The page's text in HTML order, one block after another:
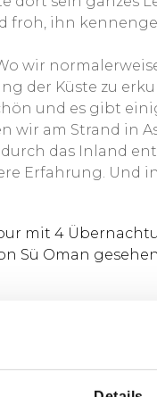
froh, ihn
wir
der Küste zu
und es gibt
am Strand in
das Inland
Erfahrung. Und
mit 4
Sü Oman
war für
mit Ihnen fragt.